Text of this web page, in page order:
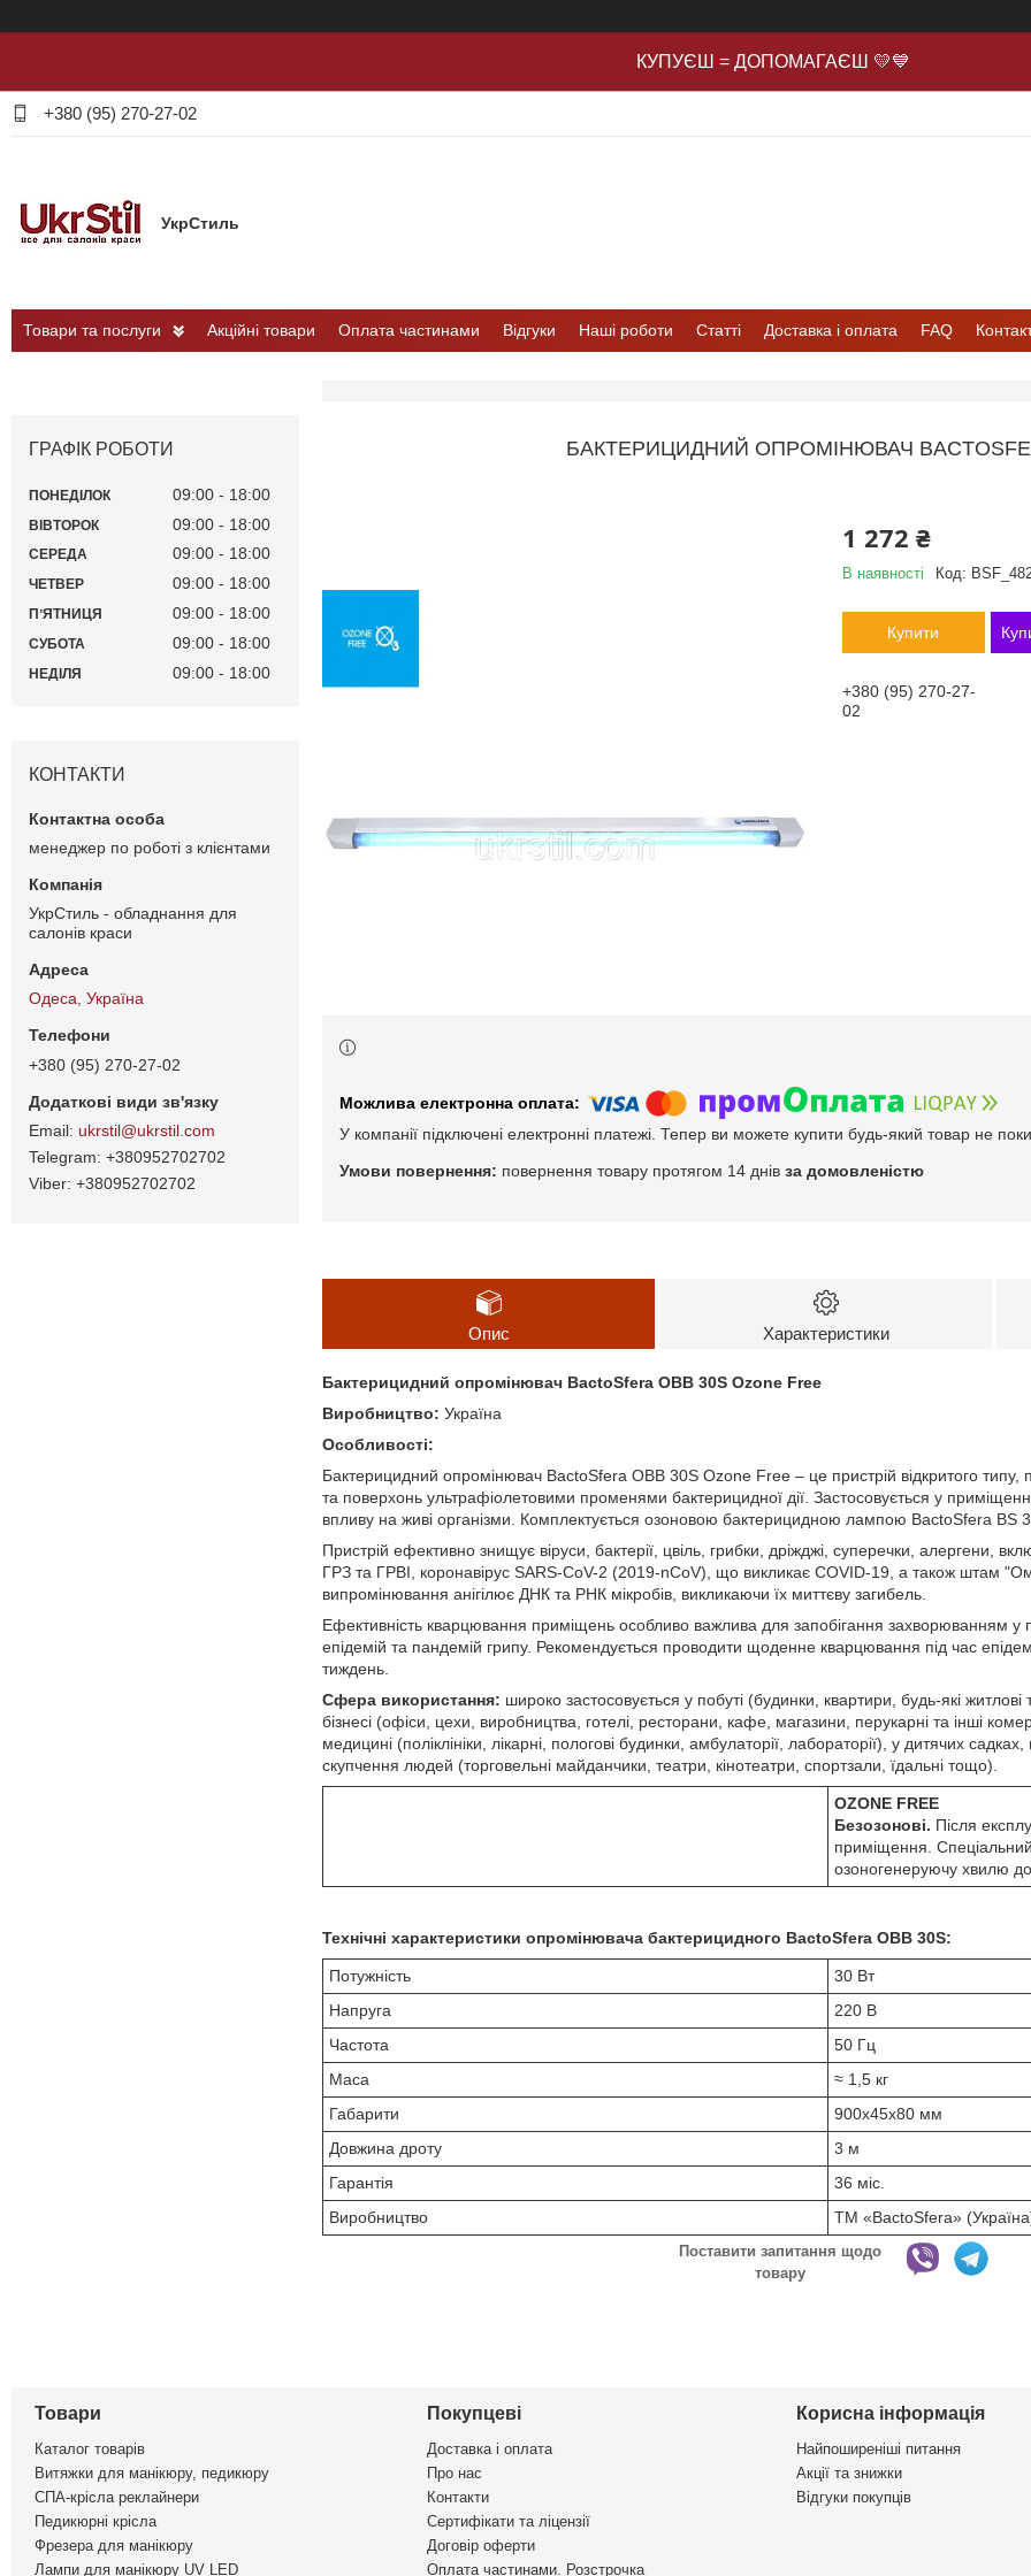
КУПУЄШ = ДОПОМАГАЄШ 💛💙
+380 (95) 270-27-02
УкрСтиль
Товари та послуги Акційні товари Оплата частинами Відгуки Наші роботи Статті Доставка і оплата FAQ
БАКТЕРИЦИДНИЙ ОПРОМІНЮВАЧ
1 272 ₴
В наявності Код:
Купити
+380 (95) 270-27-
02
У компанії підключені електронні платежі. Тепер ви можете купити будь-який товар не
повернення товару протягом 14 днів за домовленістю
Опис Характеристики
Бактерицидний опромінювач BactoSfera OBB 30S Ozone Free
Виробництво: Україна
Особливості:
Бактерицидний опромінювач BactoSfera OBB 30S Ozone Free – це пристрій відкритого типу,
та поверхонь ультрафіолетовими променями бактерицидної дії. Застосовується у
впливу на живі організми. Комплектується озоновою бактерицидною лампою BactoSfera BS
Пристрій ефективно знищує віруси, бактерії, цвіль, грибки, дріжджі, суперечки, алергени,
ГРЗ та ГРВІ, коронавірус SARS-CoV-2 (2019-nCoV), що викликає COVID-19, а також штам
випромінювання анігілює ДНК та РНК мікробів, викликаючи їх миттєву загибель.
Ефективність кварцювання приміщень особливо важлива для запобігання захворюванням у
епідемій та пандемій грипу. Рекомендується проводити щоденне кварцювання під час
тиждень.
Сфера використання: широко застосовується у побуті (будинки, квартири, будь-які
бізнесі (офіси, цехи, виробництва, готелі, ресторани, кафе, магазини, перукарні та інші
медицині (поліклініки, лікарні, пологові будинки, амбулаторії, лабораторії), у дитячих
скупчення людей (торговельні майданчики, театри, кінотеатри, спортзали, їдальні тощо).
OZONE FREE
Безозонові. Після
приміщення.
озоногенеруючу хвилю
Технічні характеристики опромінювача бактерицидного BactoSfera OBB 30S:
Потужність
30 Вт
Напруга
220 В
Частота
50 Гц
Маса
≈ 1,5 кг
Габарити
900x45x80 мм
Довжина дроту
3 м
Гарантія
36 міс.
Виробництво
ТМ «BactoSfera»
Поставити запитання щодо
товару
ГРАФІК РОБОТИ
ПОНЕДІЛОК 09:00 18:00
ВІВТОРОК 09:00 18:00
СЕРЕДА 09:00 18:00
ЧЕТВЕР 09:00 18:00
ПʼЯТНИЦЯ 09:00 18:00
СУБОТА 09:00 18:00
НЕДІЛЯ 09:00 18:00
КОНТАКТИ
менеджер по роботі з клієнтами
УкрСтиль - обладнання для
салонів краси
Одеса, Україна
+380 (95) 270-27-02
ukrstil@ukrstil.com
+380952702702
+380952702702
Товари
Каталог товарів
Витяжки для манікюру, педикюру
СПА-крісла реклайнери
Педикюрні крісла
Фрезера для манікюру
Лампи для манікюру UV LED
Покупцеві
Доставка і оплата
Про нас
Контакти
Сертифікати та ліцензії
Договір оферти
Оплата частинами. Розстрочка
Корисна інформація
Найпоширеніші питання
Акції та знижки
Відгуки покупців